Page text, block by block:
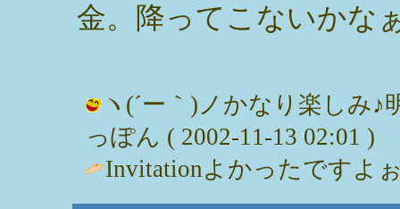
金。降ってこないかな
ヽ(´ー｀)ノかなり楽しみ
っぽん ( 2002-11-13 02:01 )
Invitationよかったですよ